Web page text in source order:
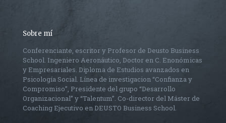
Sobre mí
Conferenciante, escritor y Profesor de Deusto Business
School. Ingeniero Aeronáutico, Doctor en C. Enonómicas
y Empresariales. Diploma de Estudios avanzados en
Psicología Social. Línea de investigacion “Confianza y
Compromiso”, Presidente del grupo “Desarrollo
Organizacional” y “Talentum”. Co-director del Máster de
Coaching Ejecutivo en DEUSTO Business School.